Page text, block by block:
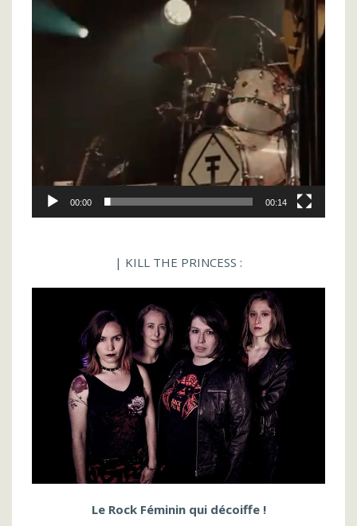
00:00 00:14
| KILL THE PRINCESS :
Le Rock Féminin qui décoiffe !